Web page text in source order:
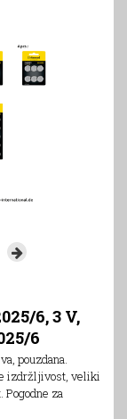
6, 3 V,
6
pouzdana.
izdržljivost, veliki
za